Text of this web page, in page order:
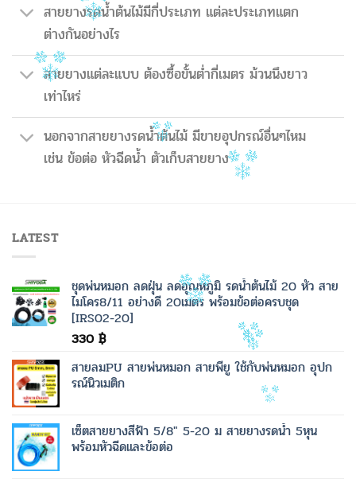
สายยางรดน้ำต้นไม้มีกี่ประเภท แต่ละประเภทแตก
ต่างกันอย่างไร
สายยางแต่ละแบบ ต้องซื้อขั้นต่ำกี่เมตร ม้วนนึงยาว
เท่าไหร่
นอกจากสายยางรดน้ำต้นไม้ มีขายอุปกรณ์อื่นๆไหม
เช่น ข้อต่อ หัวฉีดน้ำ ตัวเก็บสายยาง
LATEST
ชุดพ่นหมอก ลดฝุ่น ลดอุณหภูมิ รดน้ำต้นไม้ 20 หัว สาย
ไมโคร8/11 อย่างดี 20เมตร พร้อมข้อต่อครบชุด
[IRS02-20]
330 ฿
สายลมPU สายพ่นหมอก สายพียู ใช้กับพ่นหมอก อุปก
รณ์นิวเมติก
เซ็ตสายยางสีฟ้า 5/8" 5-20 ม สายยางรดน้ำ 5หุน
พร้อมหัวฉีดและข้อต่อ